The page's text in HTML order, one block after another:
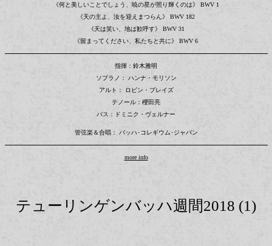
《何と美しいことでしょう、暁の星が照り輝くのは》 BWV 1
《天の主よ、汝を迎えまつらん》 BWV 182
《天は笑い、地は歓呼す》 BWV 31
《留まってください、私たちと共に》 BWV 6
指揮：鈴木雅明
ソプラノ： ハンナ・モリソン
アルト： ロビン・ブレイズ
テノール：櫻田亮
バス：ドミニク・ヴェルナー
管弦楽＆合唱： バッハ･コレギウム･ジャパン
more info
テューリンゲンバッハ週間2018 (1)